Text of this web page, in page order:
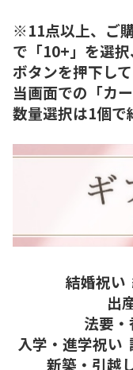
※11点以上、ご
で「10+」を選択
ボタンを押下して
当画面での「カ
数量選択は1個で
結婚祝い
出
法要
入学・進学祝い
新築・引越